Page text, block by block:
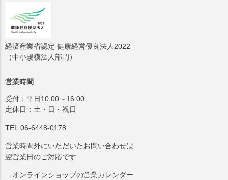
経済産業省認定 健康経営優良法人2022
（中小規模法人部門）
営業時間
受付：平日10:00～16:00
定休日：土・日・祝日
TEL.06-6448-0178
営業時間外にいただいたお問い合わせは
翌営業日のご対応です
→オンラインショップの営業カレンダー